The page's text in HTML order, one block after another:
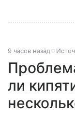
9 часов назад
ли